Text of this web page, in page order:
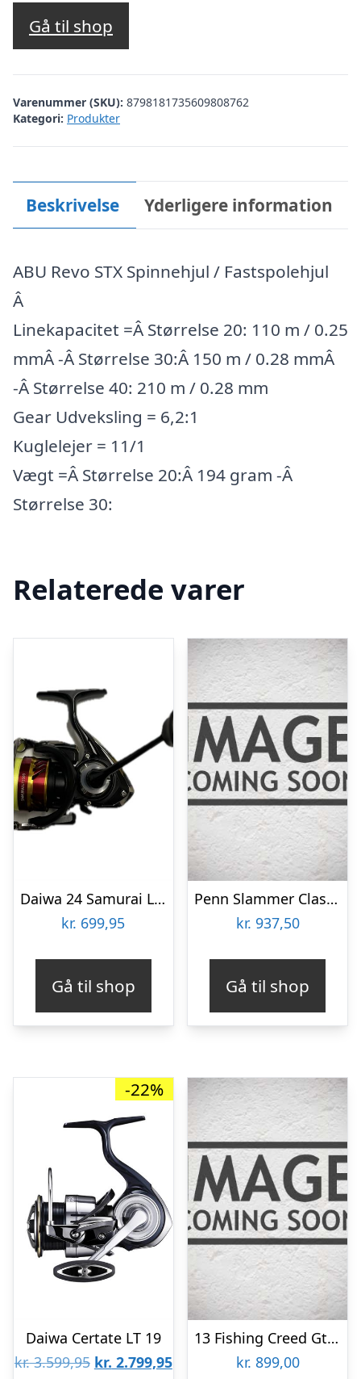
Gå til shop
Varenummer (SKU): 8798181735609808762
Kategori: Produkter
Beskrivelse Yderligere information
ABU Revo STX Spinnehjul / Fastspolehjul
Â
Linekapacitet =Â Størrelse 20: 110 m / 0.25
mmÂ -Â Størrelse 30:Â 150 m / 0.28 mmÂ
-Â Størrelse 40: 210 m / 0.28 mm
Gear Udveksling = 6,2:1
Kuglelejer = 11/1
Vægt =Â Størrelse 20:Â 194 gram -Â
Størrelse 30:
Relaterede varer
Daiwa 24 Samurai LT 2500
kr. 699,95
Gå til shop
Penn Slammer Classic 260 – Fastspolehjul
kr. 937,50
Gå til shop
-22%
Daiwa Certate LT 19
kr.3.599,95 Den
kr. 2.799,95Den
13 Fishing Creed Gt 1000 – Fastspolehjul
kr. 899,00